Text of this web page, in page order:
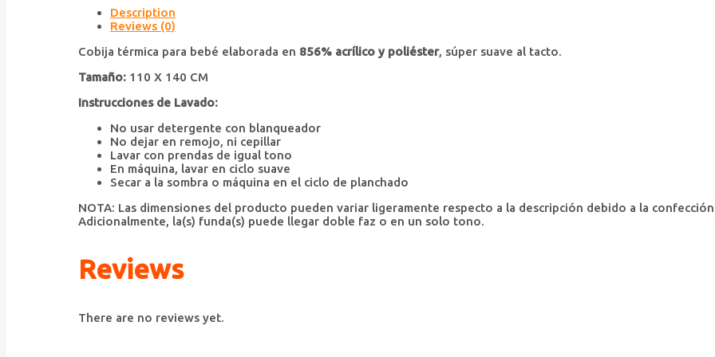
Description
Reviews (0)
Cobija térmica para bebé elaborada en 856% acrílico y poliéster, súper suave al tacto.
Tamaño: 110 X 140 CM
Instrucciones de Lavado:
No usar detergente con blanqueador
No dejar en remojo, ni cepillar
Lavar con prendas de igual tono
En máquina, lavar en ciclo suave
Secar a la sombra o máquina en el ciclo de planchado
NOTA: Las dimensiones del producto pueden variar ligeramente respecto a la descripción debido a la
Adicionalmente, la(s) funda(s) puede llegar doble faz o en un solo tono.
Reviews
There are no reviews yet.